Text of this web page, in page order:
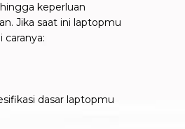
keperluan
Jika saat ini laptopmu
caranya:
dasar laptopmu